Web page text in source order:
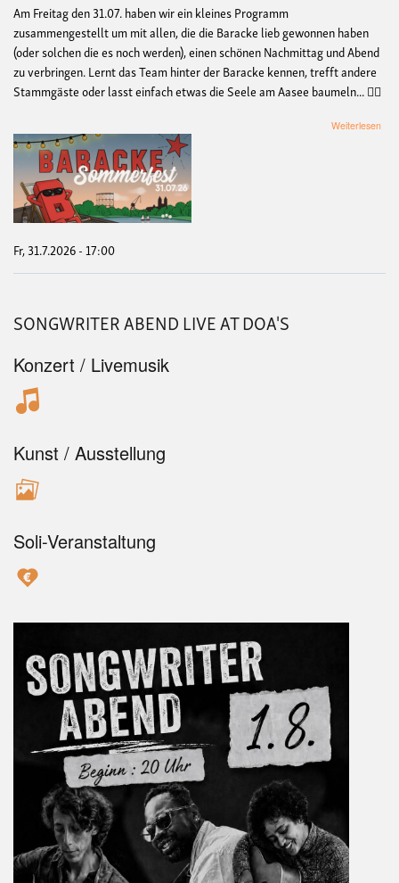
Am Freitag den 31.07. haben wir ein kleines Programm
zusammengestellt um mit allen, die die Baracke lieb gewonnen haben
(oder solchen die es noch werden), einen schönen Nachmittag und Abend
zu verbringen. Lernt das Team hinter der Baracke kennen, trefft andere
Stammgäste oder lasst einfach etwas die Seele am Aasee baumeln... 🙂‍↕️
Weiterlesen
Fr, 31.7.2026 - 17:00
SONGWRITER ABEND LIVE AT DOA'S
Konzert / Livemusik
Kunst / Ausstellung
Soli-Veranstaltung